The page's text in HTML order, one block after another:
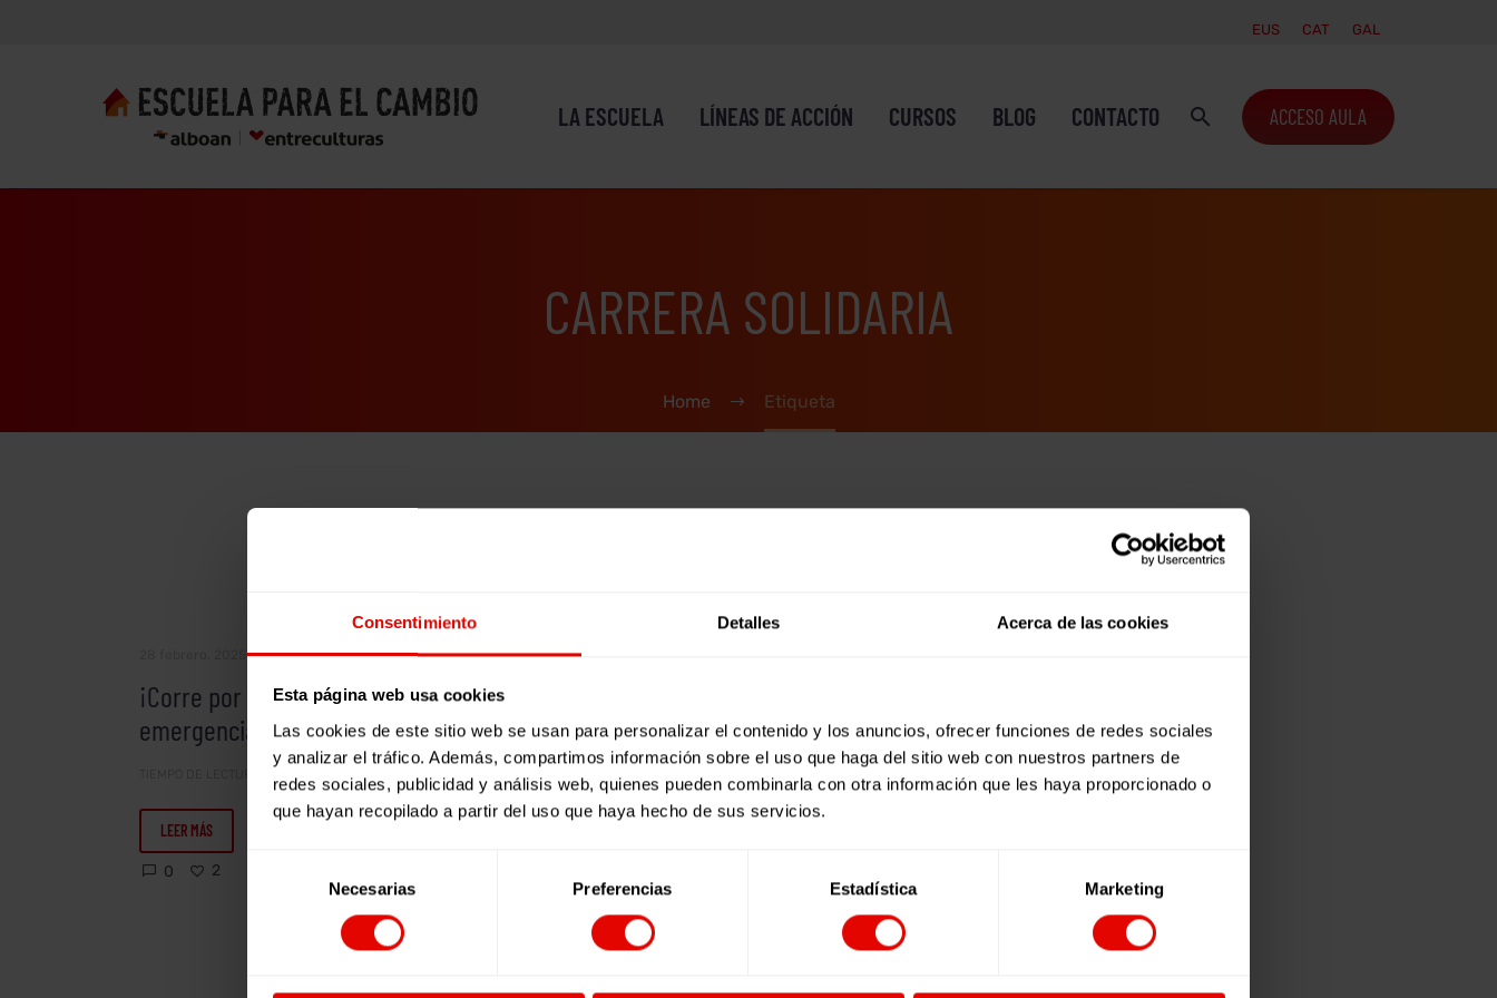
Consentimiento Detalles Acerca de las cookies
Esta página web usa cookies
Las cookies de este sitio web se usan para personalizar el contenido y los anuncios, ofrecer funciones de redes sociales
y analizar el tráfico. Además, compartimos información sobre el uso que haga del sitio web con nuestros partners de
redes sociales, publicidad y análisis web, quienes pueden combinarla con otra información que les haya proporcionado o
que hayan recopilado a partir del uso que haya hecho de sus servicios.
consentimiento
Necesarias Preferencias Estadística Marketing
EUS CAT GAL
LA ESCUELA LÍNEAS DE ACCIÓN CURSOS BLOG CONTACTO ACCESO AULA
CARRERA SOLIDARIA
Home Etiqueta
la
en
emergencia!
¡Corre por la infancia en
emergencia!
MINUTO
LEER MÁS
0 2